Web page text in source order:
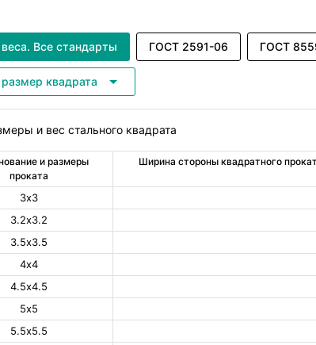
Все стандарты ГОСТ 2591-06 ГОСТ
квадрата
и вес стального квадрата
и размеры
проката
Ширина стороны квадратного
3х3
3.2х3.2
3.5х3.5
4х4
4.5х4.5
5х5
5.5х5.5